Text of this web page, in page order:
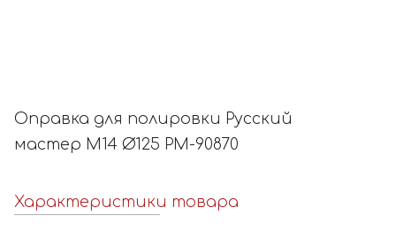
Оправка для полировки Русский
мастер М14 Ø125 РМ-90870
Характеристики товара